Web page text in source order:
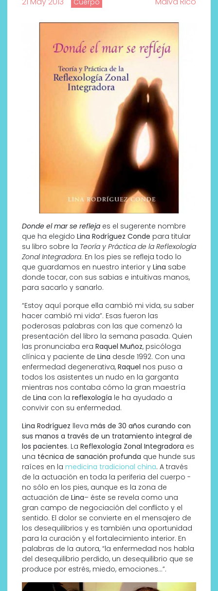
Donde el mar se refleja es el sugerente nombre
que ha elegido Lina Rodríguez Conde para titular
su libro sobre la Teoría y Práctica de la Reflexología
Zonal Integradora. En los pies se refleja todo lo
que guardamos en nuestro interior y Lina sabe
donde tocar, con sus sabias e intuitivas manos,
para sacarlo y sanarlo.
“Estoy aquí porque ella cambió mi vida, su saber
hacer cambió mi vida”. Esas fueron las
poderosas palabras con las que comenzó la
presentación del libro la semana pasada. Quien
las pronunciaba era Raquel Muñoz, psicóloga
clínica y paciente de Lina desde 1992. Con una
enfermedad degenerativa, Raquel nos puso a
todos los asistentes un nudo en la garganta
mientras nos contaba cómo la gran maestría
de Lina con la reflexología le ha ayudado a
convivir con su enfermedad.
Lina Rodríguez lleva más de 30 años curando con
sus manos a través de un tratamiento integral de
los pacientes. La Reflexología Zonal Integradora es
una técnica de sanación profunda que hunde sus
raíces en la medicina tradicional china. A través
de la actuación en toda la periferia del cuerpo -
no sólo en los pies, aunque es la zona de
actuación de Lina– éste se revela como una
gran campo de negociación del conflicto y el
sentido. El dolor se convierte en el mensajero de
los desequilibrios y es también una oportunidad
para la curación y el fortalecimiento interior. En
palabras de la autora, “la enfermedad nos habla
del desequilibrio perdido, un desequilibrio que se
produce por estrés, miedo, emociones…”.